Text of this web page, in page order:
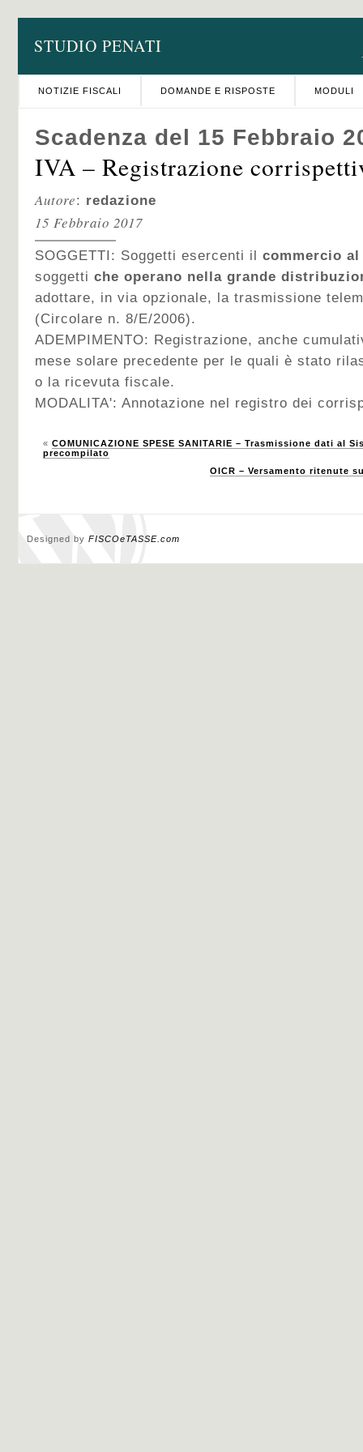
STUDIO PENATI
NOTIZIE FISCALI DOMANDE E RISPOSTE MODULI
Scadenza del 15 Febbraio
IVA – Registrazione
Autore: redazione
15 Febbraio 2017
SOGGETTI: Soggetti esercenti il commercio
soggetti che operano nella grande
adottare, in via opzionale, la trasmissione
(Circolare n. 8/E/2006).
ADEMPIMENTO: Registrazione, anche
mese solare precedente per le quali è stato
o la ricevuta fiscale.
MODALITA': Annotazione nel registro dei
« COMUNICAZIONE SPESE SANITARIE – Trasmissione dati al
precompilato
OICR – Versamento ritenute
Designed by FISCOeTASSE.com